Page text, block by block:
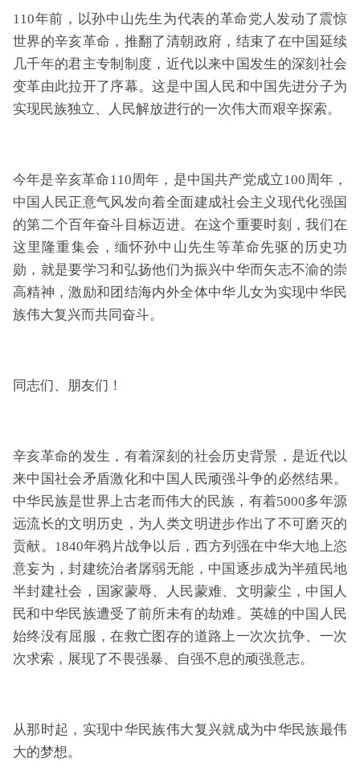
110年前，以孙中山先生为代表的革命党人发动了震惊
世界的辛亥革命，推翻了清朝政府，结束了在中国延续
几千年的君主专制制度，近代以来中国发生的深刻社会
变革由此拉开了序幕。这是中国人民和中国先进分子为
实现民族独立、人民解放进行的一次伟大而艰辛探索。
今年是辛亥革命110周年，是中国共产党成立100周年，
中国人民正意气风发向着全面建成社会主义现代化强国
的第二个百年奋斗目标迈进。在这个重要时刻，我们在
这里隆重集会，缅怀孙中山先生等革命先驱的历史功
勋，就是要学习和弘扬他们为振兴中华而矢志不渝的崇
高精神，激励和团结海内外全体中华儿女为实现中华民
族伟大复兴而共同奋斗。
同志们、朋友们！
辛亥革命的发生，有着深刻的社会历史背景，是近代以
来中国社会矛盾激化和中国人民顽强斗争的必然结果。
中华民族是世界上古老而伟大的民族，有着5000多年源
远流长的文明历史，为人类文明进步作出了不可磨灭的
贡献。1840年鸦片战争以后，西方列强在中华大地上恣
意妄为，封建统治者孱弱无能，中国逐步成为半殖民地
半封建社会，国家蒙辱、人民蒙难、文明蒙尘，中国人
民和中华民族遭受了前所未有的劫难。英雄的中国人民
始终没有屈服，在救亡图存的道路上一次次抗争、一次
次求索，展现了不畏强暴、自强不息的顽强意志。
从那时起，实现中华民族伟大复兴就成为中华民族最伟
大的梦想。